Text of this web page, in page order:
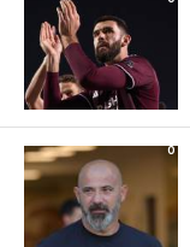
0